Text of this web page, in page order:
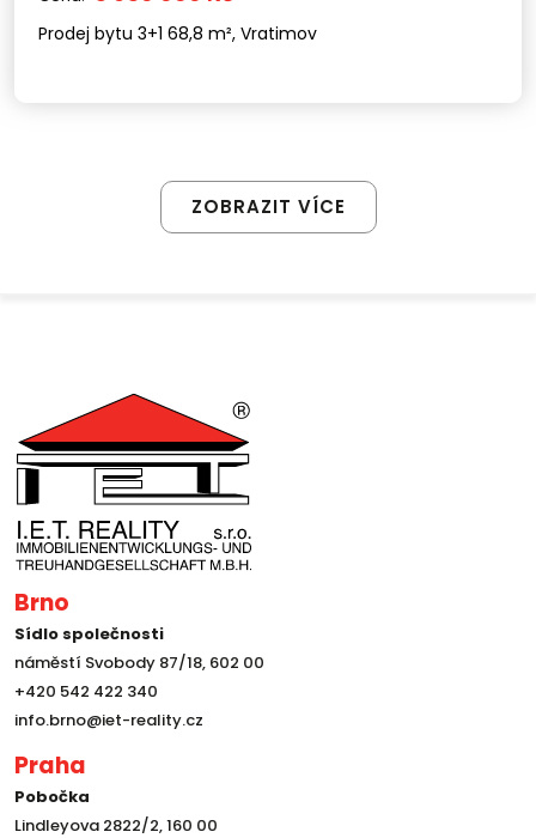
Prodej bytu 3+1 68,8 m², Vratimov
ZOBRAZIT VÍCE
Brno
Sídlo společnosti
náměstí Svobody 87/18, 602 00
+420 542 422 340
info.brno@iet-reality.cz
Praha
Pobočka
Lindleyova 2822/2, 160 00